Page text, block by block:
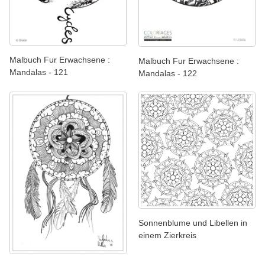
Malbuch Fur Erwachsene :
Mandalas - 121
Malbuch Fur Erwachsene :
Mandalas - 122
Sonnenblume und Libellen in
einem Zierkreis